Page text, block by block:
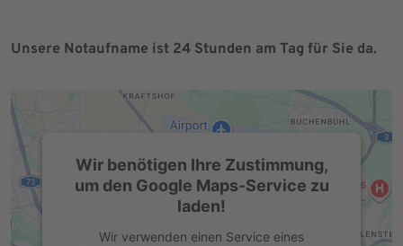
Unsere Notaufname ist 24 Stunden am Tag für Sie da.
Wir benötigen Ihre Zustimmung,
um den Google Maps-Service zu
laden!
Wir verwenden einen Service eines